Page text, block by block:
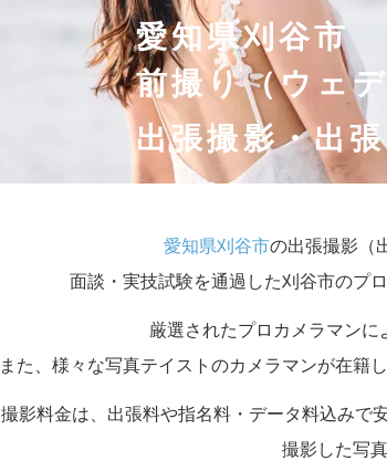
愛知県刈谷市
前撮り（ウェ
出張撮影・出
愛知県刈谷市の出張撮影（
面談・実技試験を通過した刈谷市のプ
厳選されたプロカメラマンに
また、様々な写真テイストのカメラマンが在籍
撮影料金は、出張料や指名料・データ料込みで
撮影した写